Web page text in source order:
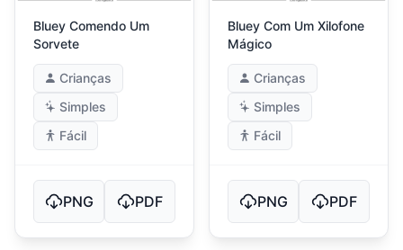
Bluey Comendo Um
Sorvete
Crianças
Simples
Fácil
PNG PDF
Bluey Com Um Xilofone
Mágico
Crianças
Simples
Fácil
PNG PDF